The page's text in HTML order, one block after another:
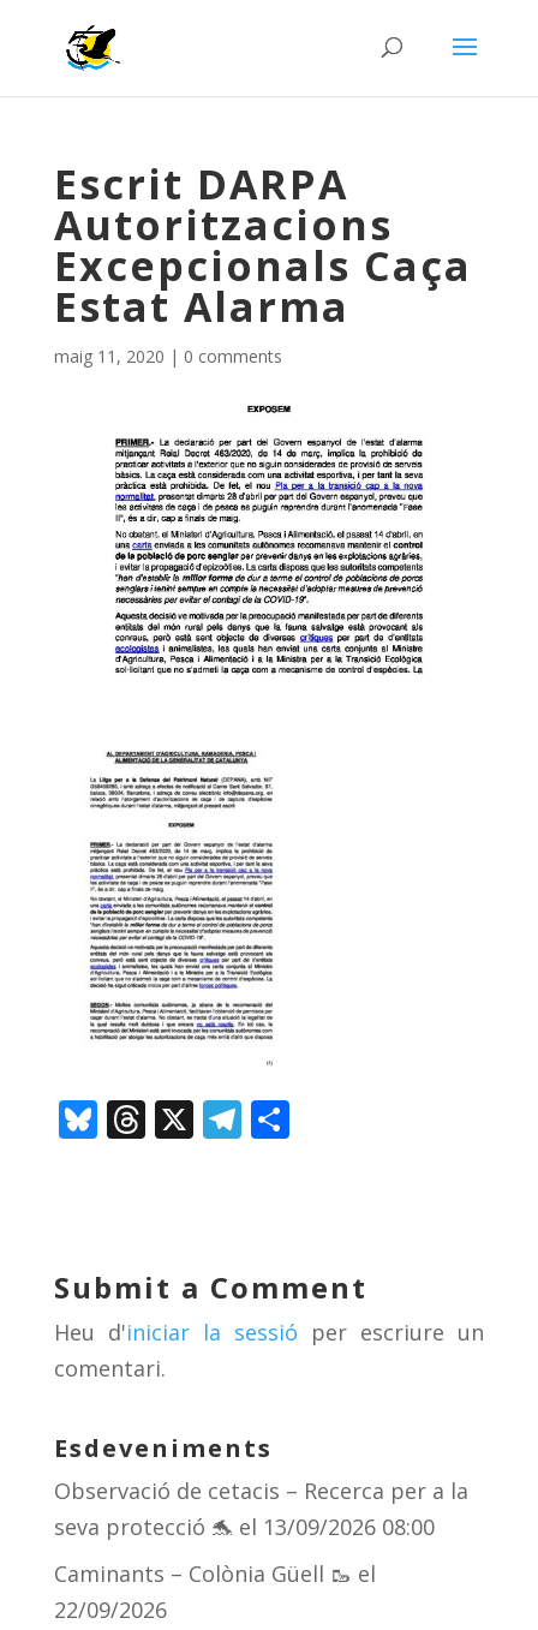
Escrit DARPA
Autoritzacions
Excepcionals Caça
Estat Alarma
maig 11, 2020 | 0 comments
Bl
y
T
d
s
X T
a
m
C
ar
te
ix
Submit a Comment
Heu d'iniciar la sessió per escriure un
comentari.
Esdeveniments
Observació de cetacis – Recerca per a la
seva protecció 🐬 el 13/09/2026 08:00
Caminants – Colònia Güell 🥾 el
22/09/2026